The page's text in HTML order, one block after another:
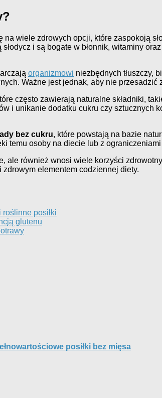
wiele zdrowych opcji, które zaspokoją
i są bogate w błonnik, witaminy
organizmowi niezbędnych tłuszczy,
Ważne jest jednak, aby nie
często zawierają naturalne składniki,
i unikanie dodatku cukru czy sztucznych
bez cukru, które powstają na bazie
temu osoby na diecie lub z
ale również wnosi wiele korzyści
zdrowym elementem codziennej diety.
posiłki
glutenu
posiłki bez mięsa